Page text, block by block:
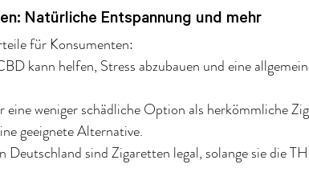
Natürliche Entspannung und mehr
für Konsumenten:
kann helfen, Stress abzubauen und eine
eine weniger schädliche Option als herkömmliche
geeignete Alternative.
Deutschland sind Zigaretten legal, solange sie die